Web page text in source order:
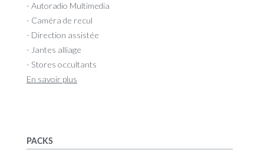
- Autoradio Multimedia
- Caméra de recul
- Direction assistée
- Jantes alliage
- Stores occultants
En savoir plus
PACKS